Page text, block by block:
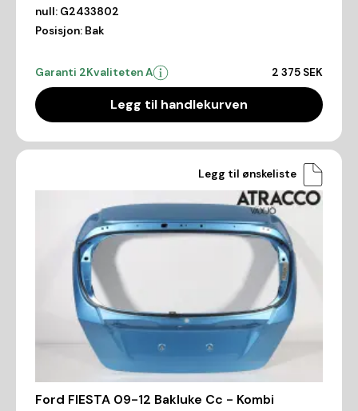
null: G2433802
Posisjon: Bak
Garanti 2Kvaliteten A 2 375 SEK
Legg til handlekurven
Legg til ønskeliste
Ford FIESTA 09-12 Bakluke Cc - Kombi